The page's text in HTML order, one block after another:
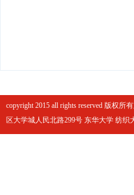
copyright 2015 all rights reserved 版权
区大学城人民北路299号 东华大学 纺织